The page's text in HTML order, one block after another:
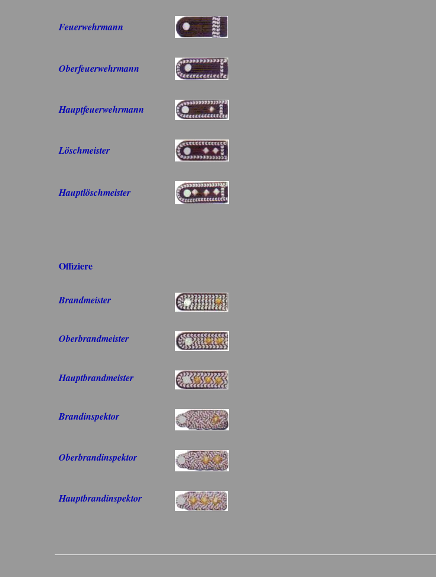
Feuerwehrmann
Oberfeuerwehrmann
Hauptfeuerwehrmann
Löschmeister
Hauptlöschmeister
Offiziere
Brandmeister
Oberbrandmeister
Hauptbrandmeister
Brandinspektor
Oberbrandinspektor
Hauptbrandinspektor